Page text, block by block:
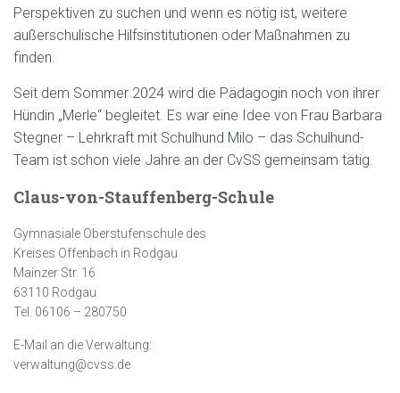
Perspektiven zu suchen und wenn es nötig ist, weitere
außerschulische Hilfsinstitutionen oder Maßnahmen zu
finden.
Seit dem Sommer 2024 wird die Pädagogin noch von ihrer
Hündin „Merle“ begleitet. Es war eine Idee von Frau Barbara
Stegner – Lehrkraft mit Schulhund Milo – das Schulhund-
Team ist schon viele Jahre an der CvSS gemeinsam tätig.
Claus-von-Stauffenberg-Schule
Gymnasiale Oberstufenschule des
Kreises Offenbach in Rodgau
Mainzer Str. 16
63110 Rodgau
Tel. 06106 – 280750
E-Mail an die Verwaltung:
verwaltung@cvss.de